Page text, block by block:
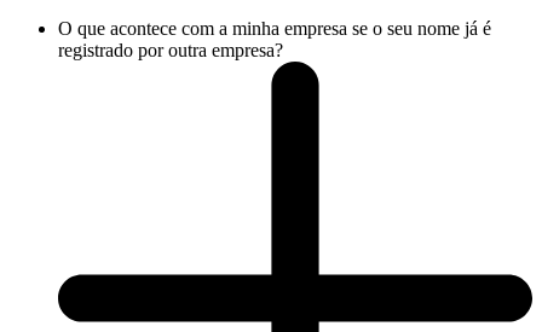
O que acontece com a minha empresa se o seu nome já é
registrado por outra empresa?